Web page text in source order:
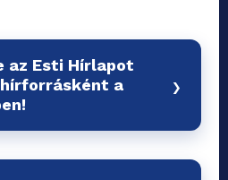
az Esti Hírlapot
a
›